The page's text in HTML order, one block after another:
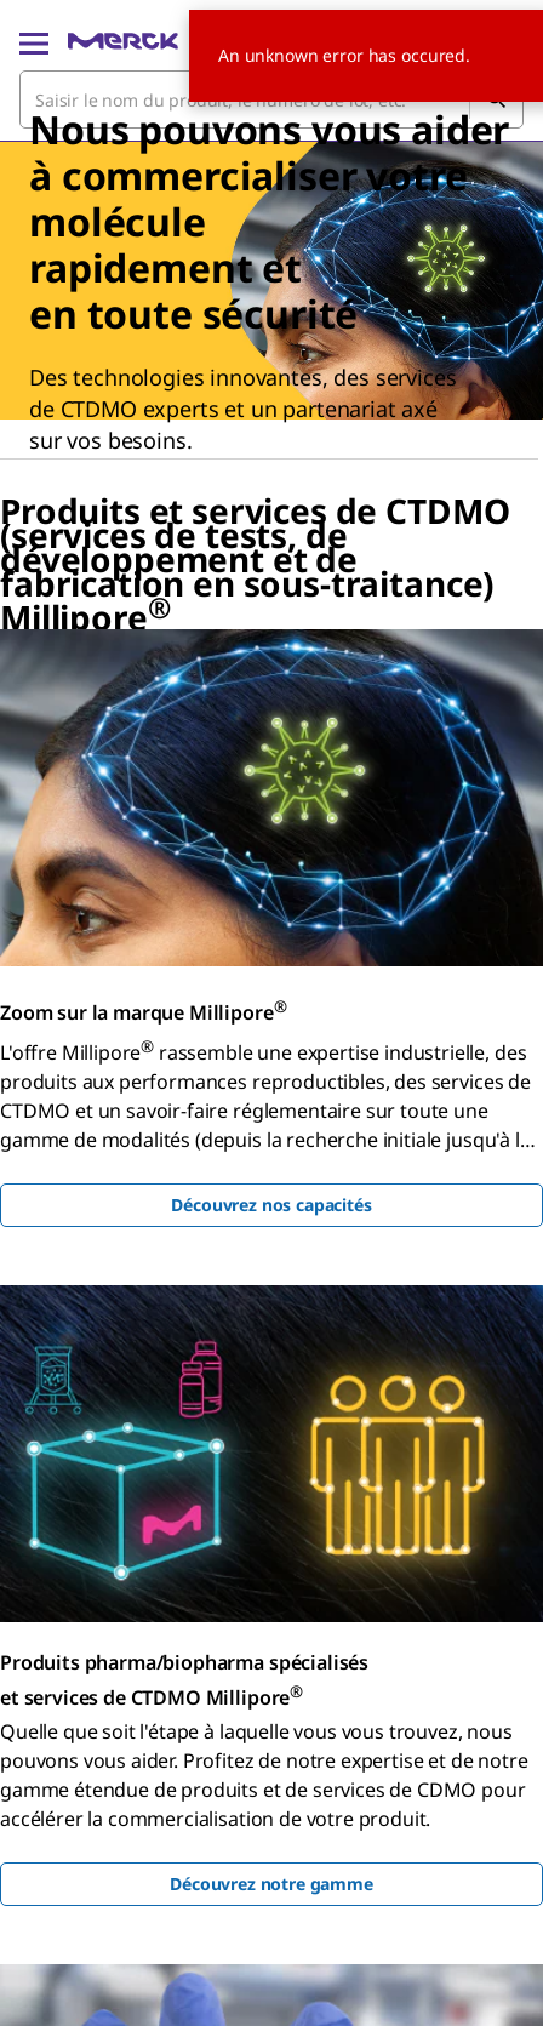
Nous pouvons vous aider
à commercialiser votre
molécule
rapidement et
en toute sécurité
Des technologies innovantes, des services
de CTDMO experts et un partenariat axé
sur vos besoins.
Produits et services de CTDMO
(services de tests, de
développement et de
fabrication en sous-traitance)
Millipore®
Zoom sur la marque Millipore®
L'offre Millipore® rassemble une expertise industrielle, des
produits aux performances reproductibles, des services de
CTDMO et un savoir-faire réglementaire sur toute une
gamme de modalités (depuis la recherche initiale jusqu'à la
Découvrez nos capacités
Produits pharma/biopharma spécialisés
et services de CTDMO Millipore®
Quelle que soit l'étape à laquelle vous vous trouvez, nous
pouvons vous aider. Profitez de notre expertise et de notre
gamme étendue de produits et de services de CDMO pour
accélérer la commercialisation de votre produit.
Découvrez notre gamme
An unknown error has occured.